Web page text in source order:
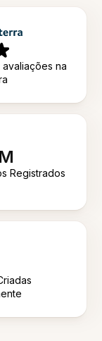
na
Registrados